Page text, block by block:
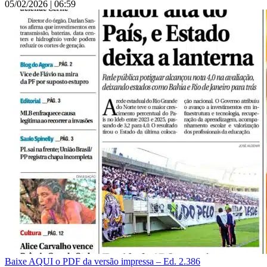
05/02/2026 | 06:59
Baixe AQUI o PDF da versão impressa – Ed. 2.386